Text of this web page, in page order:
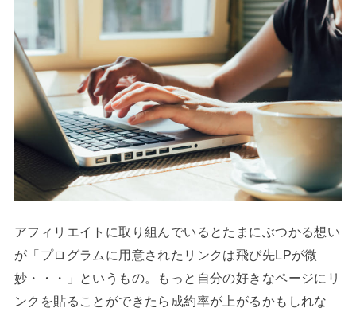
アフィリエイトに取り組んでいるとたまにぶつかる想い
が「プログラムに用意されたリンクは飛び先LPが微
妙・・・」というもの。もっと自分の好きなページにリ
ンクを貼ることができたら成約率が上がるかもしれな